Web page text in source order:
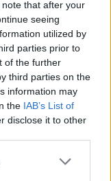
that after your
seeing
utilized by
parties prior to
of the further
third parties on the
information may
the IAB’s List of
disclose it to other
jön: ezek lesznek